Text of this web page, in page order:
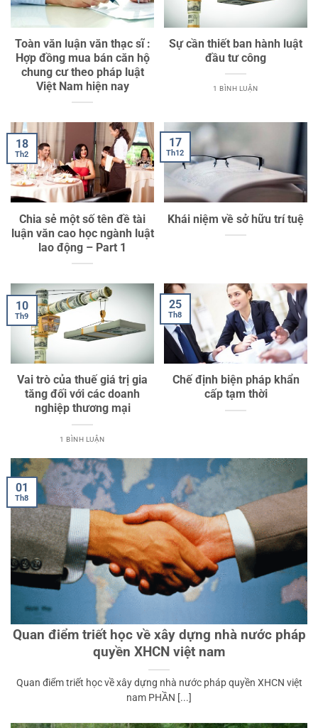
Toàn văn luận văn thạc sĩ :
Hợp đồng mua bán căn hộ
chung cư theo pháp luật
Việt Nam hiện nay
Sự cần thiết ban hành luật
đầu tư công
1 BÌNH LUẬN
Chia sẻ một số tên đề tài
luận văn cao học ngành luật
lao động – Part 1
18
Th2
Khái niệm về sở hữu trí tuệ
17
Th12
Vai trò của thuế giá trị gia
tăng đối với các doanh
nghiệp thương mại
1 BÌNH LUẬN
10
Th9
Chế định biện pháp khẩn
cấp tạm thời
25
Th8
Quan điểm triết học về xây dựng nhà nước pháp
quyền XHCN việt nam
Quan điểm triết học về xây dựng nhà nước pháp quyền XHCN việt
nam PHẦN [...]
01
Th8